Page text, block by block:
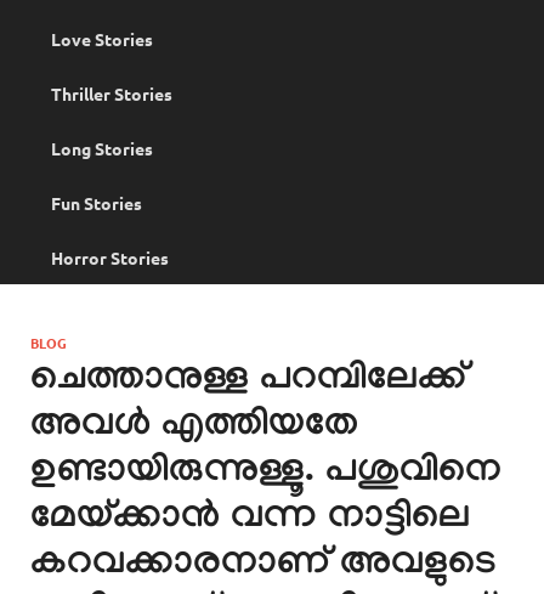
Love Stories
Thriller Stories
Long Stories
Fun Stories
Horror Stories
BLOG
ചെത്താനുള്ള പറമ്പിലേക്ക്
അവൾ എത്തിയതേ
ഉണ്ടായിരുന്നുള്ളൂ. പശുവിനെ
മേയ്ക്കാൻ വന്ന നാട്ടിലെ
കറവക്കാരനാണ് അവളുടെ